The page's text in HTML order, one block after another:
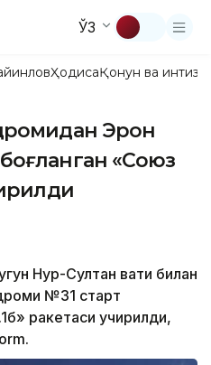
ЎЗ
ҲодисаҚонун ва
Эрон
«Союз
Нур-Султан вақти билан
№31 старт
ракетаси учирилди,